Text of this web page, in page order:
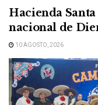
Hacienda
nacional de
10 AGOSTO, 2026